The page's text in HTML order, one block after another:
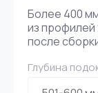
Более 400
из
после
Глубина